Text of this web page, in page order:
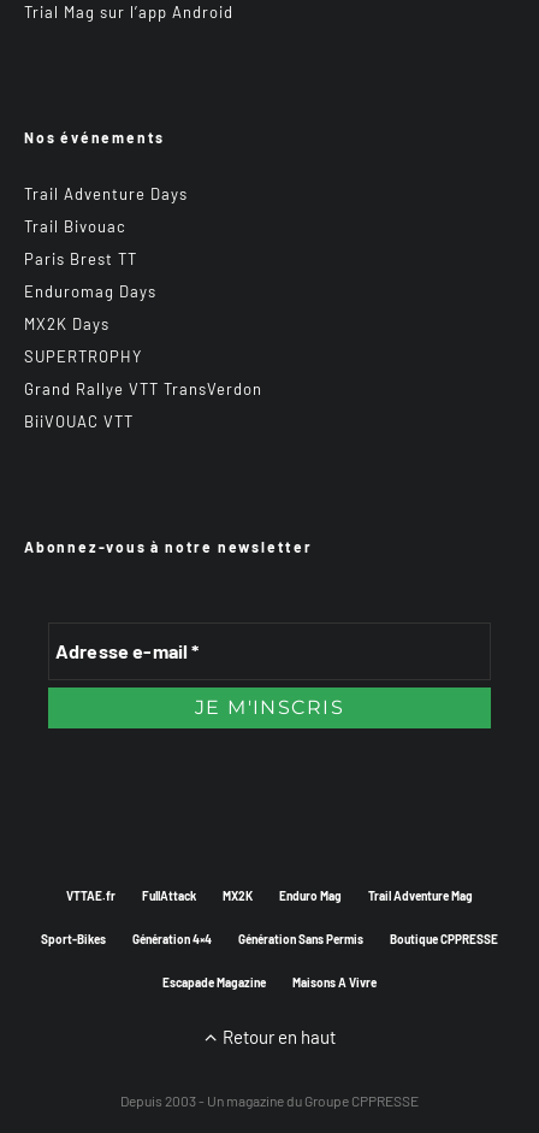
Trial Mag sur l’app Android
Nos événements
Trail Adventure Days
Trail Bivouac
Paris Brest TT
Enduromag Days
MX2K Days
SUPERTROPHY
Grand Rallye VTT TransVerdon
BiiVOUAC VTT
Abonnez-vous à notre newsletter
VTTAE.fr FullAttack MX2K Enduro Mag Trail Adventure Mag
Sport-Bikes Génération 4×4 Génération Sans Permis Boutique CPPRESSE
Escapade Magazine Maisons A Vivre
Retour en haut
Depuis 2003 - Un magazine du Groupe CPPRESSE